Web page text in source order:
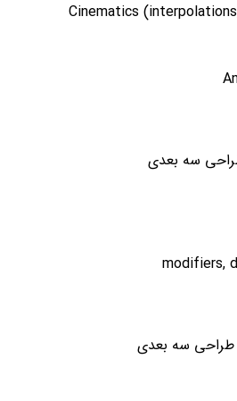
Cinematics
سه بعدی
modifiers,
طراحی سه بعدی